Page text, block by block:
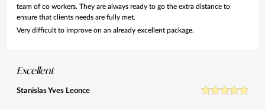
team of co workers. They are always ready to go the extra distance to
ensure that clients needs are fully met.
Very difficult to improve on an already excellent package.
Excellent
Stanislas Yves Leonce